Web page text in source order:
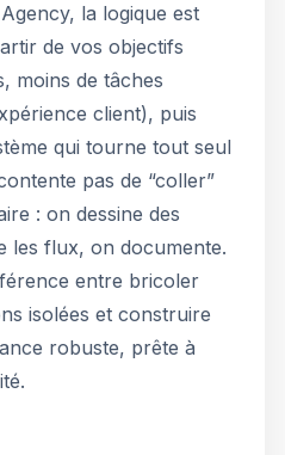
la logique est
de vos objectifs
moins de tâches
client), puis
qui tourne tout seul
pas de “coller”
: on dessine des
les flux, on documente.
entre bricoler
isolées et construire
robuste, prête à